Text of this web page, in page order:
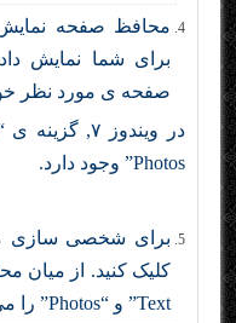
محافظ صفحه نمایش
برای شما نمایش
صفحه ی مورد نظر
Photos” وجود دارد.
برای شخصی سازی
Text” و “Photos” را می توانید شخصی سازی کنید.